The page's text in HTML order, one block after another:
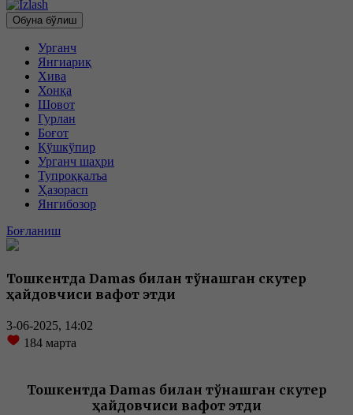
Обуна бўлиш
Урганч
Янгиариқ
Хива
Хонқа
Шовот
Гурлан
Боғот
Қўшкўпир
Урганч шаҳри
Тупроққалъа
Ҳазорасп
Янгибозор
Боғланиш
Тошкентда Damas билан тўқнашган скутер
ҳайдовчиси вафот этди
3-06-2025, 14:02
184 марта
Тошкентда Damas билан тўқнашган скутер
ҳайдовчиси вафот этди